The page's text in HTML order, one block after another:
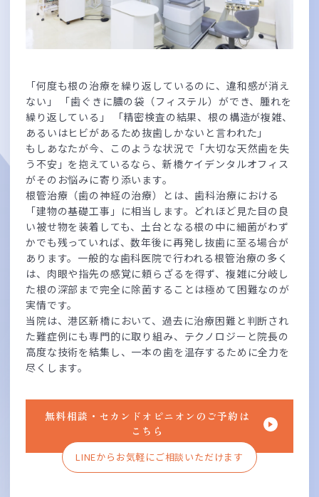
「何度も根の治療を繰り返しているのに、違和感が消え
ない」 「歯ぐきに膿の袋（フィステル）ができ、腫れを
繰り返している」 「精密検査の結果、根の構造が複雑、
あるいはヒビがあるため抜歯しかないと言われた」
もしあなたが今、このような状況で「大切な天然歯を失
う不安」を抱えているなら、新橋ケイデンタルオフィス
がそのお悩みに寄り添います。
根管治療（歯の神経の治療）とは、歯科治療における
「建物の基礎工事」に相当します。どれほど見た目の良
い被せ物を装着しても、土台となる根の中に細菌がわず
かでも残っていれば、数年後に再発し抜歯に至る場合が
あります。一般的な歯科医院で行われる根管治療の多く
は、肉眼や指先の感覚に頼らざるを得ず、複雑に分岐し
た根の深部まで完全に除菌することは極めて困難なのが
実情です。
当院は、港区新橋において、過去に治療困難と判断され
た難症例にも専門的に取り組み、テクノロジーと院長の
高度な技術を結集し、一本の歯を温存するために全力を
尽くします。
無料相談・セカンドオピニオンのご予約は
こちら
LINEからお気軽にご相談いただけます